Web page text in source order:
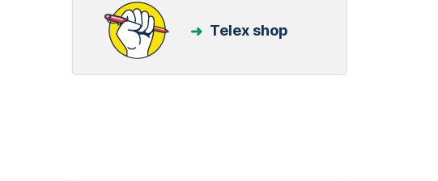
Telex shop